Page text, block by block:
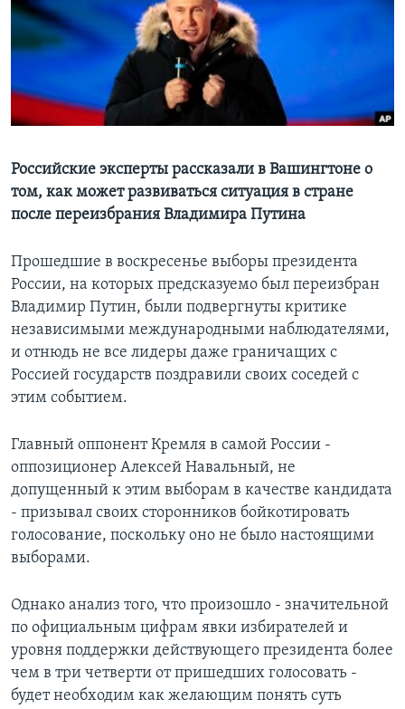
Learning English
СОЦИАЛЬНЫЕ СЕТИ
Языки
Российские эксперты рассказали в Вашингтоне о
том, как может развиваться ситуация в стране
после переизбрания Владимира Путина
Прошедшие в воскресенье выборы президента
России, на которых предсказуемо был переизбран
Владимир Путин, были подвергнуты критике
независимыми международными наблюдателями,
и отнюдь не все лидеры даже граничащих с
Россией государств поздравили своих соседей с
этим событием.
Главный оппонент Кремля в самой России -
оппозиционер Алексей Навальный, не
допущенный к этим выборам в качестве кандидата
- призывал своих сторонников бойкотировать
голосование, поскольку оно не было настоящими
выборами.
Однако анализ того, что произошло - значительной
по официальным цифрам явки избирателей и
уровня поддержки действующего президента более
чем в три четверти от пришедших голосовать -
будет необходим как желающим понять суть